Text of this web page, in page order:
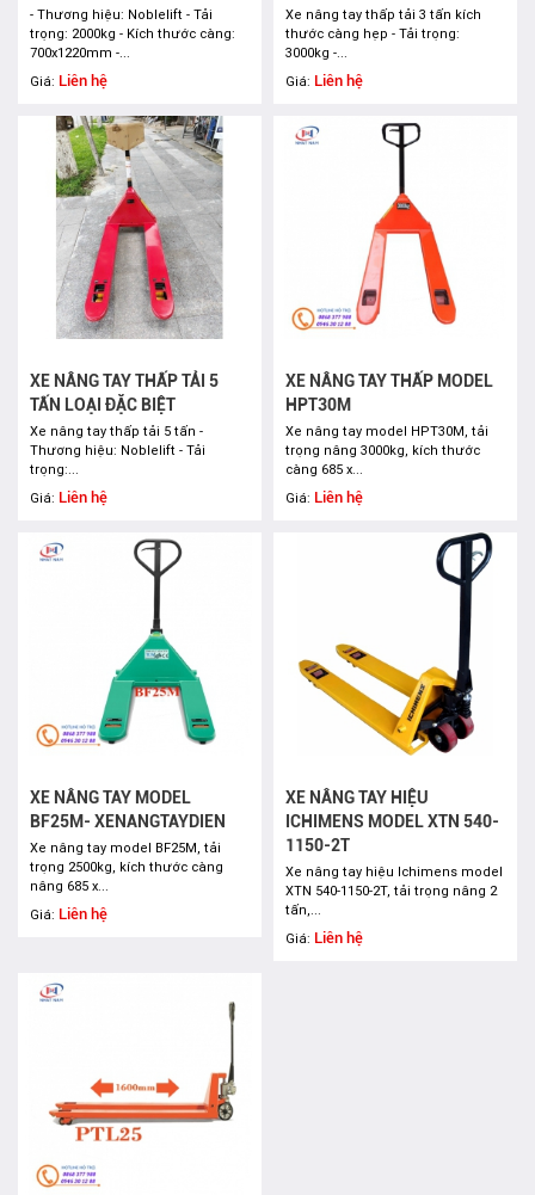
- Thương hiệu: Noblelift - Tải
trọng: 2000kg - Kích thước càng:
700x1220mm -...
Giá: Liên hệ
Xe nâng tay thấp tải 3 tấn kích
thước càng hẹp - Tải trọng:
3000kg -...
Giá: Liên hệ
XE NÂNG TAY THẤP TẢI 5
TẤN LOẠI ĐẶC BIỆT
Xe nâng tay thấp tải 5 tấn -
Thương hiệu: Noblelift - Tải
trọng:...
Giá: Liên hệ
XE NÂNG TAY THẤP MODEL
HPT30M
Xe nâng tay model HPT30M, tải
trọng nâng 3000kg, kích thước
càng 685 x...
Giá: Liên hệ
XE NÂNG TAY MODEL
BF25M- XENANGTAYDIEN
Xe nâng tay model BF25M, tải
trọng 2500kg, kích thước càng
nâng 685 x...
Giá: Liên hệ
XE NÂNG TAY HIỆU
ICHIMENS MODEL XTN 540-
1150-2T
Xe nâng tay hiệu Ichimens model
XTN 540-1150-2T, tải trọng nâng 2
tấn,...
Giá: Liên hệ